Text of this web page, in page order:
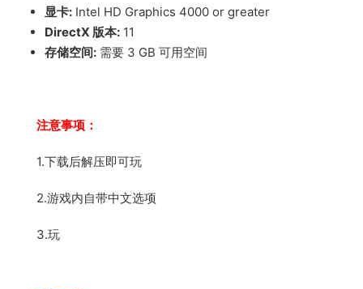
显卡: Intel HD Graphics 4000 or greater
DirectX 版本: 11
存储空间: 需要 3 GB 可用空间
注意事项：
1.下载后解压即可玩
2.游戏内自带中文选项
3.玩